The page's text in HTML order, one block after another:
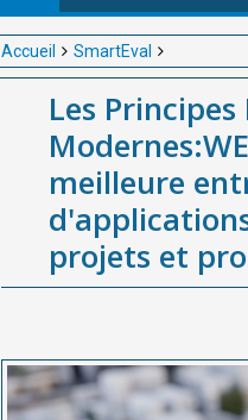
Accueil
SmartEval
Les Principes Fondamentaux du
meilleure entreprise (société /
programmes (SmartEval)
Les
meilleure
projets et